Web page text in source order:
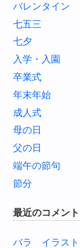
バレンタイン
七五三
七夕
入学・入園
卒業式
年末年始
成人式
母の日
父の日
端午の節句
節分
最近のコメント
バラ イラス